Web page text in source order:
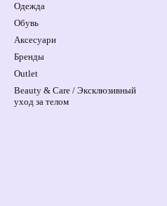
Одежда
Обувь
Аксесуари
Бренды
Outlet
Beauty & Care / Эксклюзивный
уход за телом